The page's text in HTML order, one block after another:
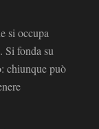
si occupa
Si fonda su
chiunque può